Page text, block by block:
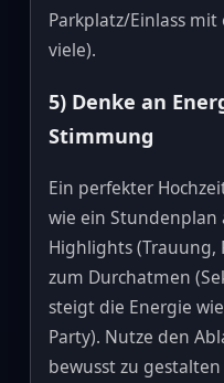
Parkplatz/Einlass
viele).
5) Denke an
Stimmung
Ein perfekter
wie ein Stundenplan
Highlights (Trauung,
zum Durchatmen
steigt die Energie
Party). Nutze den
bewusst zu